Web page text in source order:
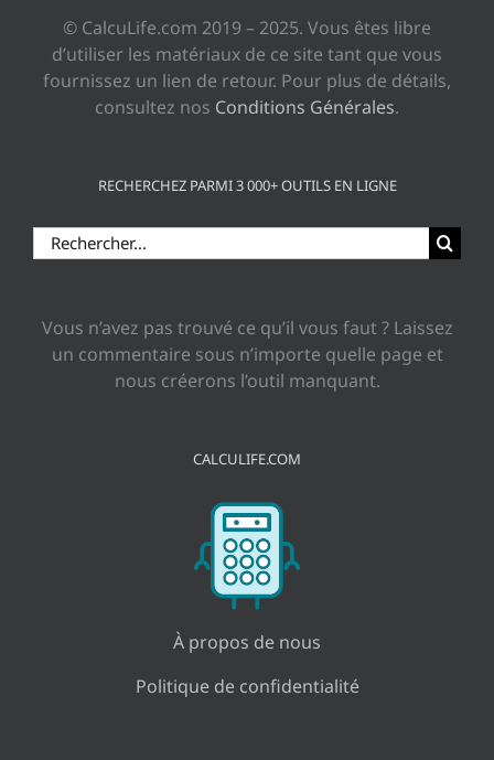
© CalcuLife.com 2019 – 2025. Vous êtes libre
d’utiliser les matériaux de ce site tant que vous
fournissez un lien de retour. Pour plus de détails,
consultez nos Conditions Générales.
RECHERCHEZ PARMI 3 000+ OUTILS EN LIGNE
Rechercher:
Vous n’avez pas trouvé ce qu’il vous faut ? Laissez
un commentaire sous n’importe quelle page et
nous créerons l’outil manquant.
CALCULIFE.COM
À propos de nous
Politique de confidentialité